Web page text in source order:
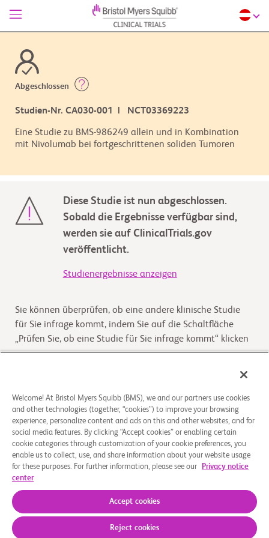
Abgeschlossen
Studien-Nr. CA030-001 | NCT03369223
Eine Studie zu BMS-986249 allein und in Kombination
mit Nivolumab bei fortgeschrittenen soliden Tumoren
Diese Studie ist nun abgeschlossen.
Sobald die Ergebnisse verfügbar sind,
werden sie auf ClinicalTrials.gov
veröffentlicht.
Studienergebnisse anzeigen
Sie können überprüfen, ob eine andere klinische Studie
für Sie infrage kommt, indem Sie auf die Schaltfläche
„Prüfen Sie, ob eine Studie für Sie infrage kommt“ klicken
Überblick
Ziel dieser Studie ist es, festzustellen, ob BMS-986249
sowohl einzeln als auch in Kombination mit Nivolumab
bei der Behandlung von fortgeschrittenen soli... Read
Datenschutzbestimmungen Impressum
Welcome! At Bristol Myers Squibb (BMS), we and our partners use cookies
and other technologies (together, “cookies”) to improve your browsing
experience, personalize content and ads on this and other websites, and for
social media features. By clicking “Accept cookies” or enabling certain
cookie categories through customization of your cookie preferences, you
enable us to collect, use, and share information about your website usage
for these purposes. For further information, please see our
Privacy notice
center
Accept cookies
Reject cookies